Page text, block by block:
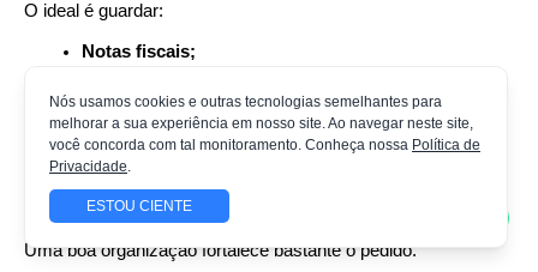
O ideal é guardar:
Notas fiscais;
Comprovantes de PIX;
Comprovantes de cartão;
Receitas médicas relacionadas.
Organizar os documentos por período
Uma boa organização fortalece bastante o pedido.
Nós usamos cookies e outras tecnologias semelhantes para
melhorar a sua experiência em nosso site. Ao navegar neste site,
você concorda com tal monitoramento. Conheça nossa Política de
Privacidade.
ESTOU CIENTE